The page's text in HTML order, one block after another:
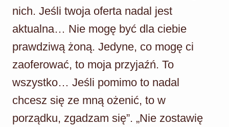
nich. Jeśli twoja oferta nadal jest
aktualna… Nie mogę być dla ciebie
prawdziwą żoną. Jedyne, co mogę ci
zaoferować, to moja przyjaźń. To
wszystko… Jeśli pomimo to nadal
chcesz się ze mną ożenić, to w
porządku, zgadzam się”. „Nie zostawię